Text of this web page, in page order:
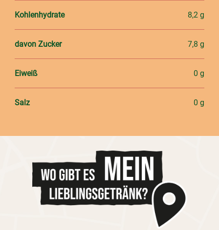
Kohlenhydrate 8,2 g
davon Zucker 7,8 g
Eiweiß 0 g
Salz 0 g